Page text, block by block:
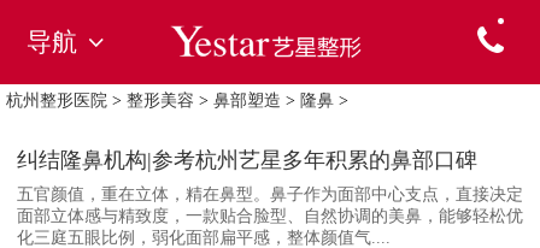
导航
杭州整形医院 > 整形美容 > 鼻部塑造 > 隆鼻 >
纠结隆鼻机构|参考杭州艺星多年积累的鼻部口碑
五官颜值，重在立体，精在鼻型。鼻子作为面部中心支点，直接决定
面部立体感与精致度，一款贴合脸型、自然协调的美鼻，能够轻松优
化三庭五眼比例，弱化面部扁平感，整体颜值气....